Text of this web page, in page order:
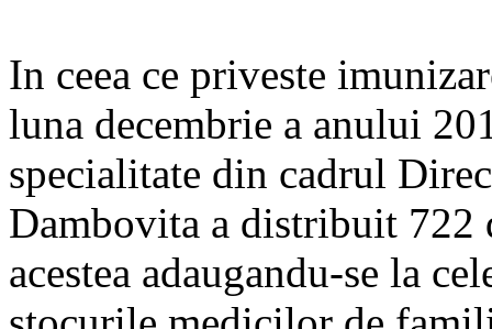
In ceea ce priveste
luna decembrie a anului
specialitate din cadrul
Dambovita a distribuit 722
acestea adaugandu-se la